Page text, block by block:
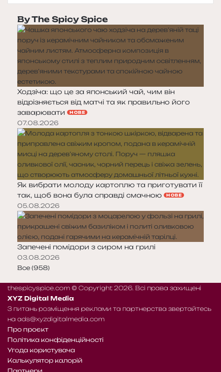
By The Spicy Spice
Ходзіча: що це за японський чай, чим він
відрізняється від матчі та як правильно його
заварювати
НОВЕ
07.08.2026
Як вибрати молоду картоплю та приготувати її
так, щоб вона була справді смачною
НОВЕ
05.08.2026
Запечені помідори з сиром на грилі
03.08.2026
Все (958)
thespicyspice.com © Copyright 2026. Всі права захищені
XYZ Digital Media
З питань розміщення реклами та партнерства звертайтесь
на ads@xyzdigitalmedia.com
Про проєкт
Політика конфіденційності
Угода користувача
Калькулятор калорій